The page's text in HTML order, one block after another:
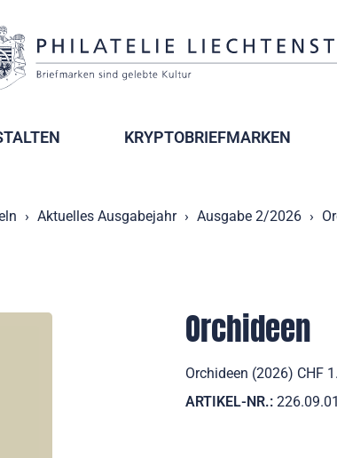
KRYPTOBRIEFMARKEN
Aktuelles Ausgabejahr Ausgabe 2/2026
Orchideen
Orchideen (2026) CHF
ARTIKEL-NR.: 226.09.01